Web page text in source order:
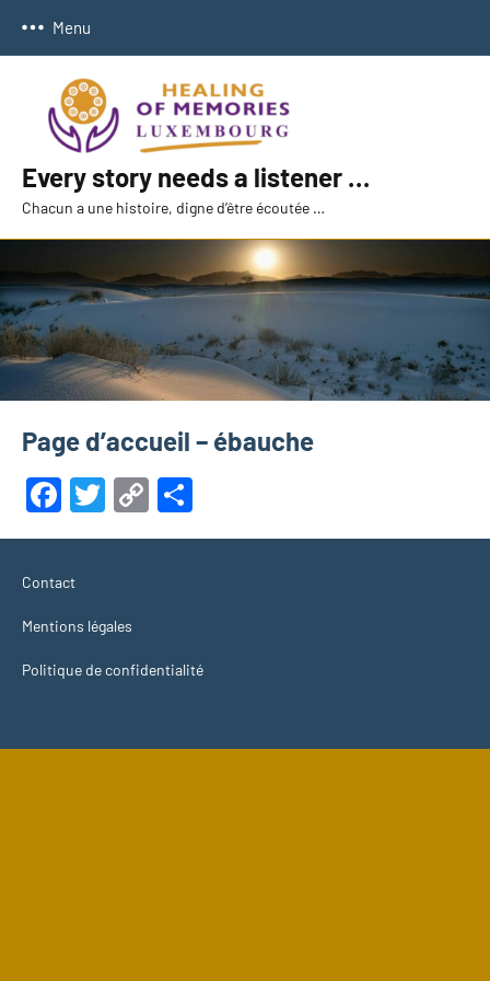
Menu
Every story needs a listener …
Chacun a une histoire, digne d’être écoutée …
Page d’accueil – ébauche
Facebook
Twitter
Copy
Link
Contact
Mentions légales
Politique de confidentialité